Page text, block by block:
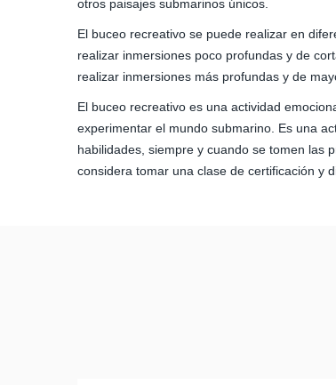
otros paisajes submarinos únicos.
El buceo recreativo se puede realizar en
realizar inmersiones poco profundas y de
realizar inmersiones más profundas y de
El buceo recreativo es una actividad
experimentar el mundo submarino. Es una
habilidades, siempre y cuando se tomen las
considera tomar una clase de certificación y